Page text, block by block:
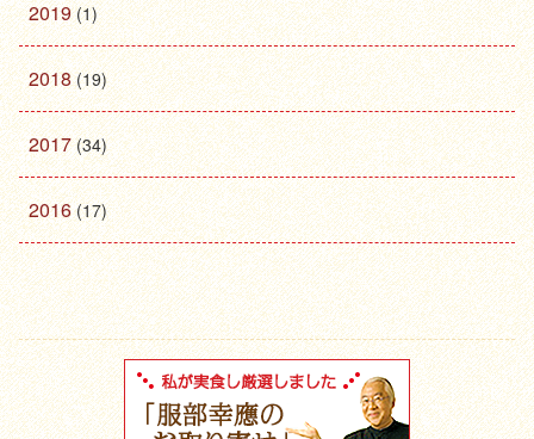
2019(1)
2018(19)
2017(34)
2016(17)